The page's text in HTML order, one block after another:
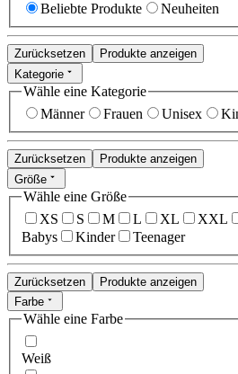
Beliebte Produkte
Neuheiten
Zurücksetzen
Produkte anzeigen
Kategorie
Wähle eine Kategorie
Männer
Frauen Unisex
Zurücksetzen
Produkte anzeigen
Größe
Wähle eine Größe
XS
S M L XL XXL
Babys
Kinder Teenager
Zurücksetzen
Produkte anzeigen
Farbe
Wähle eine Farbe
Weiß